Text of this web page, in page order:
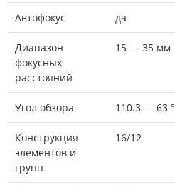
Автофокус да
Диапазон
фокусных
расстояний
15 — 35 мм
Угол обзора 110.3 — 63 °
Конструкция
элементов и
групп
16/12